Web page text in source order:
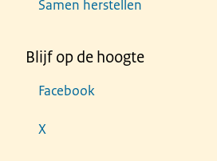
Samen herstellen
Blijf op de hoogte
Facebook
X